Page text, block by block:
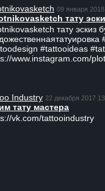
09 января
тату
тату эскиз
#tattooideas
www.instagram.com/
Industry 22 декабря 2017
тату мастера
vk.com/tattooindustry